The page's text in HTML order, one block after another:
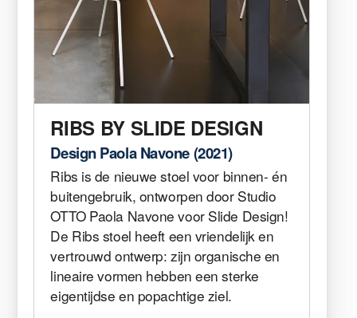
RIBS BY SLIDE DESIGN
Design Paola Navone (2021)
Ribs is de nieuwe stoel voor binnen- én
buitengebruik, ontworpen door Studio
OTTO Paola Navone voor Slide Design!
De Ribs stoel heeft een vriendelijk en
vertrouwd ontwerp: zijn organische en
lineaire vormen hebben een sterke
eigentijdse en popachtige ziel.